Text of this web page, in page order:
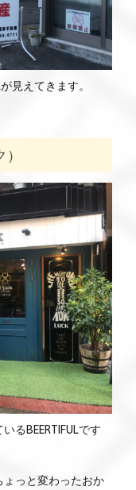
が見えてきます。
るBEERTIFULです
っと変わったおか